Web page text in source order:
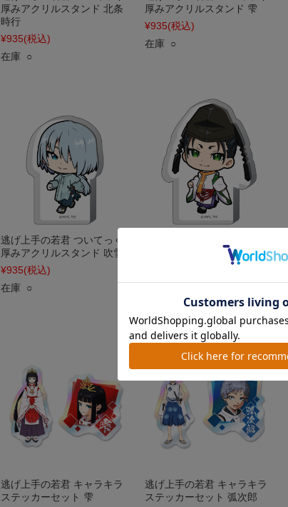
厚みアクリルスタンド 北条
時行
¥935(税込)
在庫 ○
厚みアクリルスタンド 雫
¥935(税込)
在庫 ○
逃げ上手の若君 ついてっく
厚みアクリルスタンド 吹雪
¥935(税込)
在庫 ○
厚みアクリルスタンド 諏訪
¥935(税込)
逃げ上手の若君 キャラキラ
ステッカーセット 雫
逃げ上手の若君 キャラキラ
ステッカーセット 弧次郎